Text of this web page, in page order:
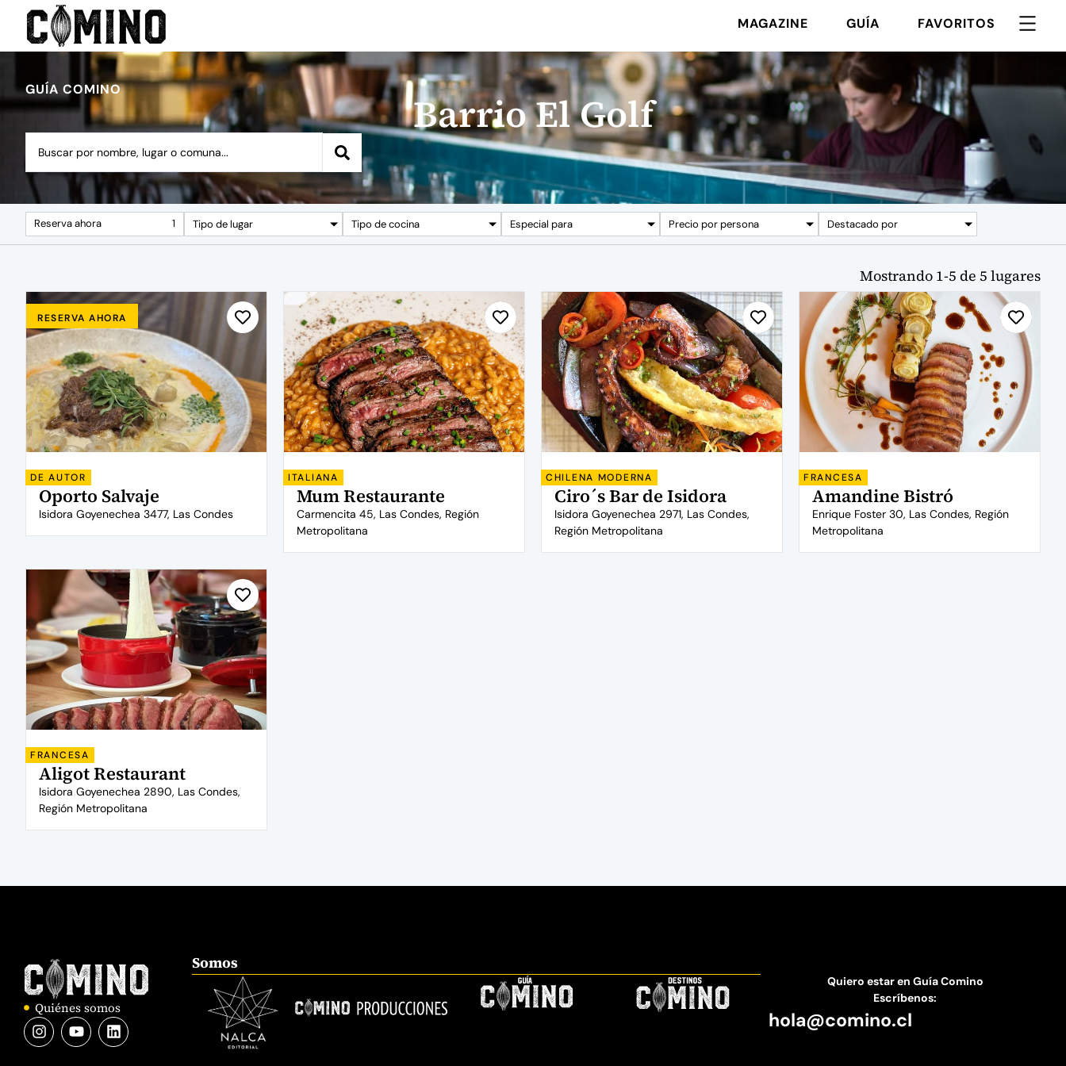
MAGAZINE GUÍA FAVORITOS
GUÍA COMINO Barrio El Golf
Reserva ahora 1 Tipo de lugar Tipo de cocina Especial para Precio por persona Destacado por
Mostrando 1-5 de 5 lugares
RESERVA AHORA
DE AUTOR
Oporto Salvaje
Isidora Goyenechea 3477, Las Condes
ITALIANA
Mum Restaurante
Carmencita 45, Las Condes, Región
Metropolitana
CHILENA MODERNA
Ciro´s Bar de Isidora
Isidora Goyenechea 2971, Las Condes,
Región Metropolitana
FRANCESA
Amandine Bistró
Enrique Foster 30, Las Condes, Región
Metropolitana
FRANCESA
Aligot Restaurant
Isidora Goyenechea 2890, Las Condes,
Región Metropolitana
Quiénes somos
Somos
Quiero estar en Guía Comino
Escríbenos:
hola@comino.cl